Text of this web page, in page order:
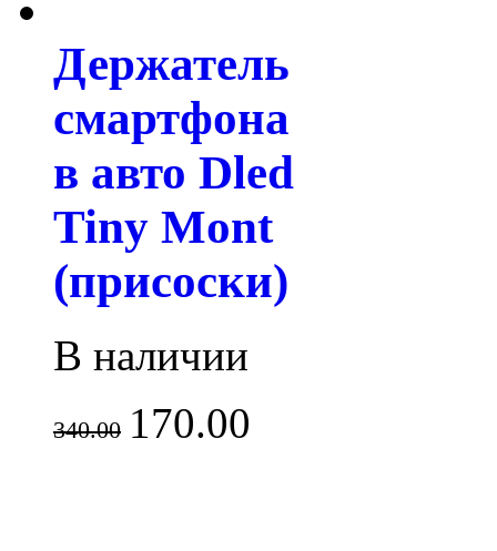
Держатель
смартфона
в авто Dled
Tiny Mont
(присоски)
В наличии
340.00 170.00